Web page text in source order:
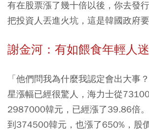
有在股票漲了幾十倍以後，你去發
把投資人丟進火坑，這是韓國政府要
謝金河：有如餵食年輕人
「他們問我為什麼我認定會出大事
星漲幅已經很驚人，海力士從
2987000韓元，已經漲了39.86倍
到374500韓元，也漲了650%，股